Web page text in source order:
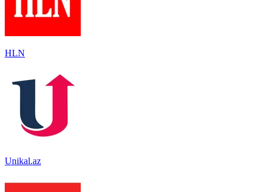
HLN
Unikal.az